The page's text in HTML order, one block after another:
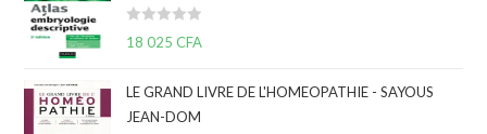
0
s
r
5
N
0
18 025CFA
LE GRAND LIVRE DE L'HOMEOPATHIE - SAYOUS
JEAN-DOM